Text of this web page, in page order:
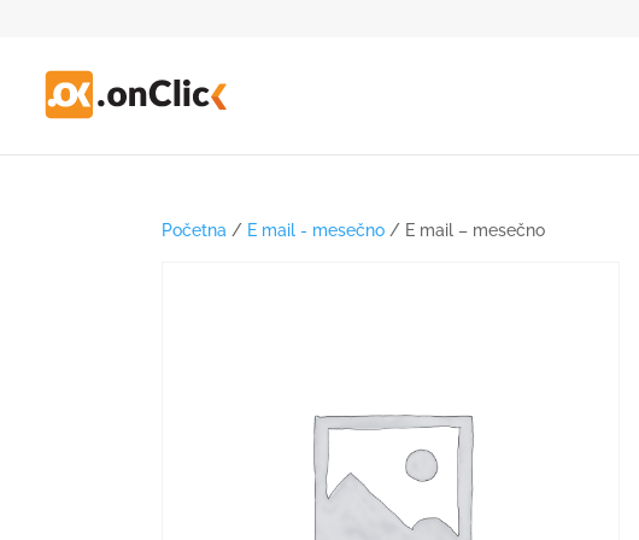
Početna / E mail - mesečno / E mail – mesečno